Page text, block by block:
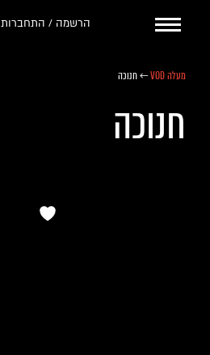
הרשמה / התחברות
מעלה VOD ←חנוכה
חנוכה